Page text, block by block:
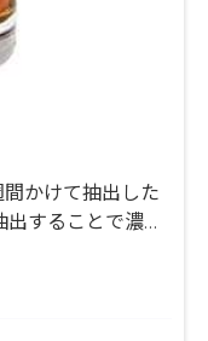
かけて抽出した
することで濃厚